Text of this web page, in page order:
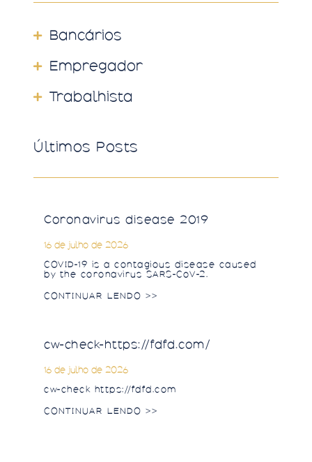
Bancários
Empregador
Trabalhista
Últimos Posts
Coronavirus disease 2019
16 de julho de 2026
COVID-19 is a contagious disease caused
by the coronavirus SARS-CoV-2.
CONTINUAR LENDO >>
cw-check-https://fdfd.com/
16 de julho de 2026
cw-check https://fdfd.com
CONTINUAR LENDO >>